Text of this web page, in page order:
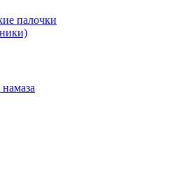
палочки